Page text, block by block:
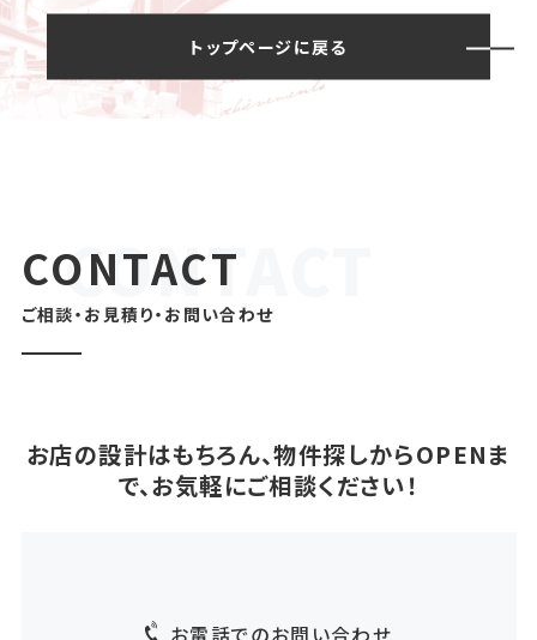
トップページに戻る
CONTACT
ご相談・お見積り・お問い合わせ
お店の設計はもちろん、物件探しからOPENま
で、お気軽にご相談ください！
お電話でのお問い合わせ